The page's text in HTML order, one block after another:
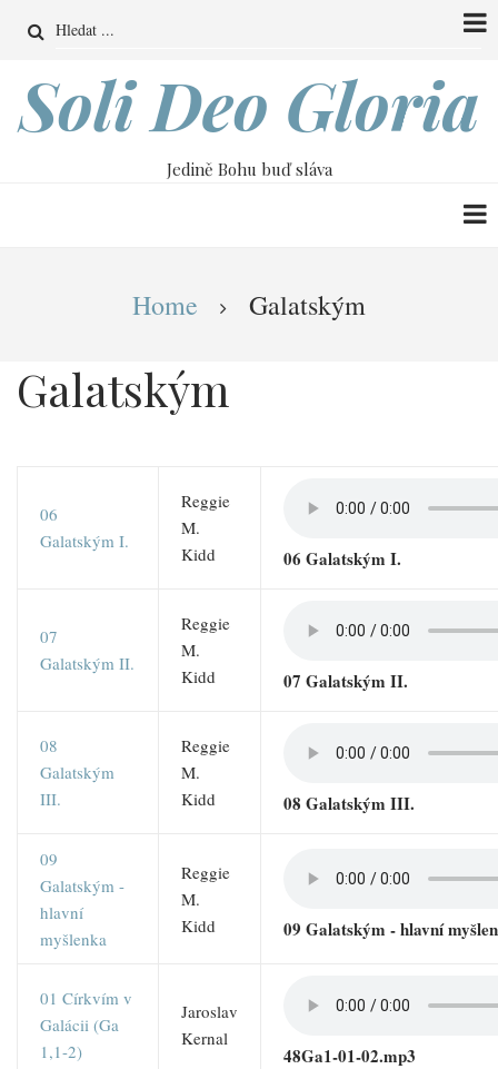
obsahu
Search
Soli Deo Gloria
Jedině Bohu buď sláva
DrobečkováHome Galatským
Galatským
06
Galatským I.
Reggie
M.
Kidd
06 Galatským I.
07
Galatským II.
Reggie
M.
Kidd
07 Galatským II.
08
Galatským
III.
Reggie
M.
Kidd
08 Galatským III.
09
Galatským -
hlavní
myšlenka
Reggie
M.
Kidd
09 Galatským - hlavní
01 Církvím v
Galácii (Ga
1,1-2)
Jaroslav
Kernal
48Ga1-01-02.mp3